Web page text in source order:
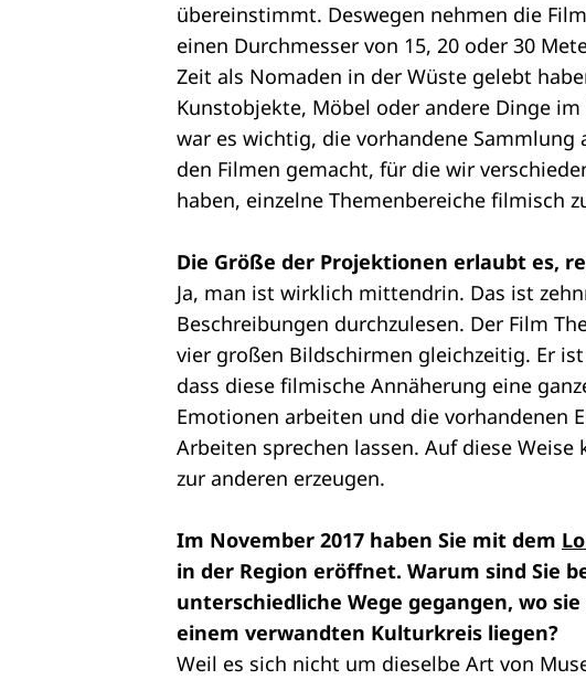
übereinstimmt. Deswegen nehmen die
einen Durchmesser von 15, 20 oder 30
Zeit als Nomaden in der Wüste gelebt
Kunstobjekte, Möbel oder andere Dinge
war es wichtig, die vorhandene
den Filmen gemacht, für die wir
haben, einzelne Themenbereiche filmisch
Die Größe der Projektionen erlaubt es,
Ja, man ist wirklich mittendrin. Das ist
Beschreibungen durchzulesen. Der Film
vier großen Bildschirmen gleichzeitig. Er
dass diese filmische Annäherung eine
Emotionen arbeiten und die vorhandenen
Arbeiten sprechen lassen. Auf diese
zur anderen erzeugen.
Im November 2017 haben Sie mit dem
in der Region eröffnet. Warum sind Sie
unterschiedliche Wege gegangen, wo
einem verwandten Kulturkreis liegen?
Weil es sich nicht um dieselbe Art von